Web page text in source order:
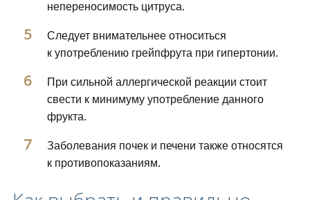
непереносимость цитруса.
Следует внимательнее относиться
к употреблению грейпфрута при гипертонии.
При сильной аллергической реакции стоит
свести к минимуму употребление данного
фрукта.
Заболевания почек и печени также относятся
к противопоказаниям.